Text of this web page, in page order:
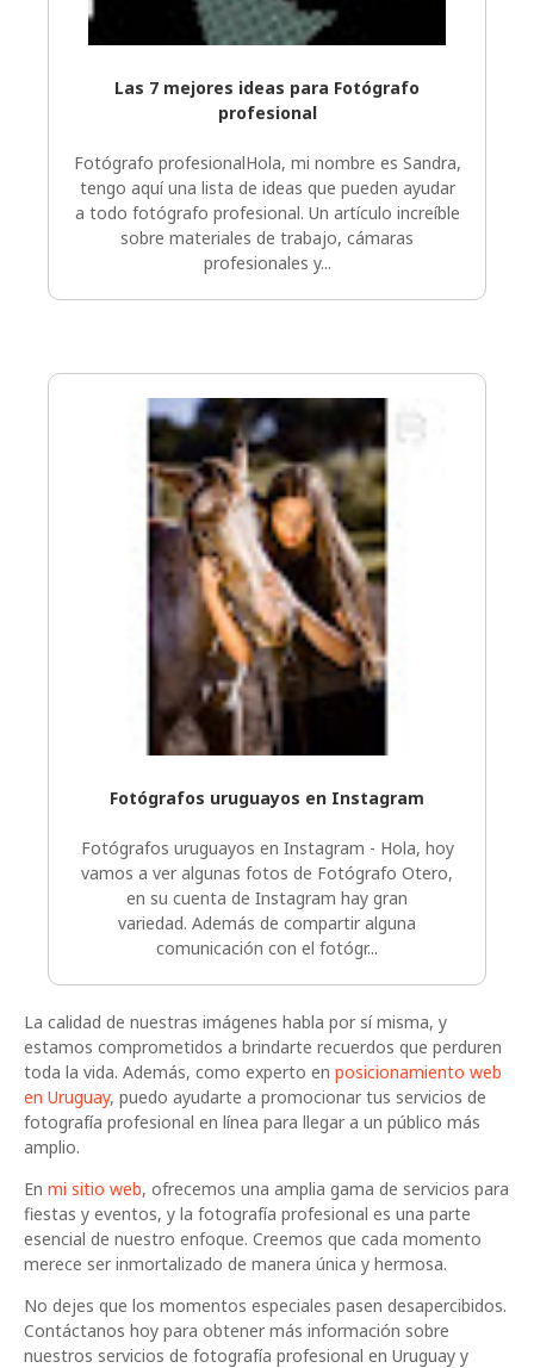
Las 7 mejores ideas para Fotógrafo
profesional
Fotógrafo profesionalHola, mi nombre es Sandra,
tengo aquí una lista de ideas que pueden ayudar
a todo fotógrafo profesional. Un artículo increíble
sobre materiales de trabajo, cámaras
profesionales y...
Fotógrafos uruguayos en Instagram
Fotógrafos uruguayos en Instagram - Hola, hoy
vamos a ver algunas fotos de Fotógrafo Otero,
en su cuenta de Instagram hay gran
variedad. Además de compartir alguna
comunicación con el fotógr...
La calidad de nuestras imágenes habla por sí misma, y
estamos comprometidos a brindarte recuerdos que perduren
toda la vida. Además, como experto en posicionamiento web
en Uruguay, puedo ayudarte a promocionar tus servicios de
fotografía profesional en línea para llegar a un público más
amplio.
En mi sitio web, ofrecemos una amplia gama de servicios para
fiestas y eventos, y la fotografía profesional es una parte
esencial de nuestro enfoque. Creemos que cada momento
merece ser inmortalizado de manera única y hermosa.
No dejes que los momentos especiales pasen desapercibidos.
Contáctanos hoy para obtener más información sobre
nuestros servicios de fotografía profesional en Uruguay y